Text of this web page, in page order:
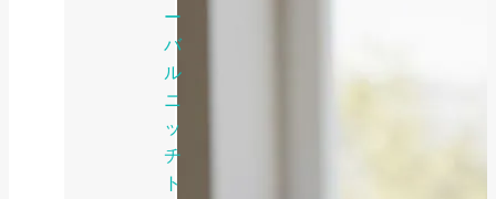
ー
バ
ル
ニ
ッ
チ
ト